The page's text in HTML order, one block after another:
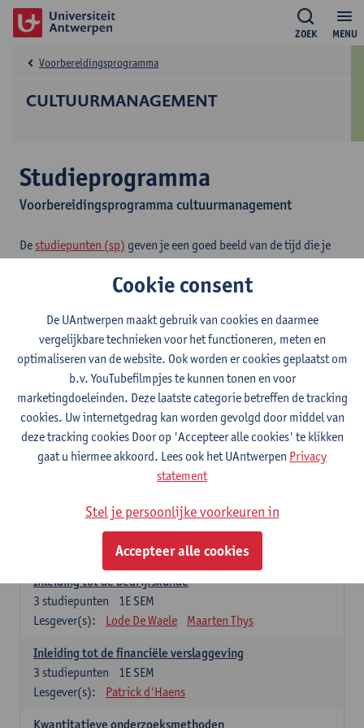
MENU
ZOEK
CULTUURMANAGEMENT
Voorbereidingsprogramma
Studieprogramma
Voorbereidingsprogramma cultuurmanagement
De studiepunten (sp) geven je een goed beeld van de tijd die je
studiepunt moet je rekenen op 25 tot 30 uren studeren, lessen
2026-
2025-
2026
2024-
2025
2023-
2024
2022-
2023
In academiejaar 2026-2027 bestaat het
Voorbereidingsprogramma Cultuurmanagement uit 12
studiepunten.
Verplichte opleidingsonderdelen (12
studiepunten)
Inleiding tot de bedrijfskunde
1E SEM
3 studiepunten
Lesgever(s):
Lode De Waele Maarten Thys
Inleiding tot de financiële verslaggeving
1E SEM
3 studiepunten
Lesgever(s):
Patrick d'Haens
Kwantitatieve onderzoeksmethoden
Cookie consent
De UAntwerpen maakt gebruik van cookies en daarmee
vergelijkbare technieken voor het functioneren, meten en
optimaliseren van de website. Ook worden er cookies geplaatst om
b.v. YouTubefilmpjes te kunnen tonen en voor
marketingdoeleinden. Deze laatste categorie betreffen de tracking
cookies. Uw internetgedrag kan worden gevolgd door middel van
deze tracking cookies Door op 'Accepteer alle cookies' te klikken
gaat u hiermee akkoord. Lees ook het UAntwerpen Privacy
statement
Stel je persoonlijke voorkeuren in
Accepteer alle cookies